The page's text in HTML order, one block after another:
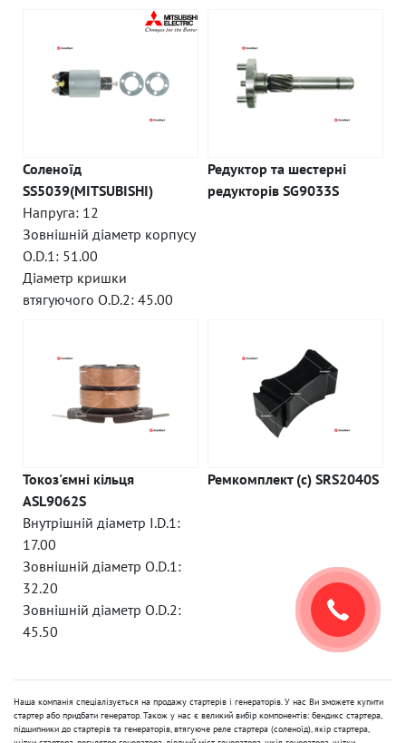
Соленоїд
SS5039(MITSUBISHI)
Напруга: 12
Зовнішній діаметр корпусу
O.D.1: 51.00
Діаметр кришки
втягуючого O.D.2: 45.00
Редуктор та шестерні
редукторів SG9033S
Токоз'ємні кільця
ASL9062S
Внутрішній діаметр I.D.1:
17.00
Зовнішній діаметр O.D.1:
32.20
Зовнішній діаметр O.D.2:
45.50
Ремкомплект (c) SRS2040S
Наша компанія спеціалізується на продажу стартерів і генераторів. У нас Ви зможете купити
стартер або придбати генератор. Також у нас є великий вибір компонентів: бендикс стартера,
підшипники до стартерів та генераторів, втягуюче реле стартера (соленоїд), якір стартера,